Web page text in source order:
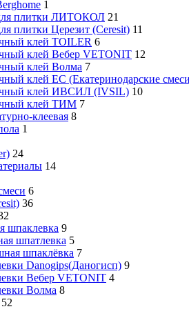
1
плитки ЛИТОКОЛ 21
плитки Церезит (Ceresit) 11
клей TOILER 6
клей Вебер VETONIT 12
клей Волма 7
клей ЕС (Екатеринодарские
клей ИВСИЛ (IVSIL) 10
клей ТИМ 7
клеевая 8
1
24
14
6
36
шпаклевка 9
шпатлевка 5
шпаклёвка 7
Danogips(Даногисп) 9
Вебер VETONIT 4
Волма 8
52